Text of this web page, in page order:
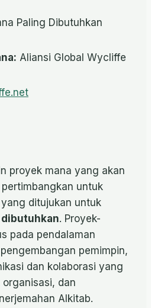
Paling Dibutuhkan
Aliansi Global Wycliffe
proyek mana yang akan
untuk
ditujukan untuk
. Proyek-
pada pendalaman
pemimpin,
dan kolaborasi yang
dan
Alkitab.